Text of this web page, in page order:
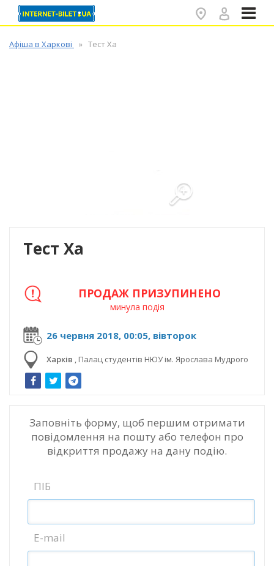
Афіша в Харкові Тест Ха
Тест Ха
26 червня 2018, 00:05, вівторок
Харків , Палац студентів НЮУ ім. Ярослава Мудрого
ПРОДАЖ ПРИЗУПИНЕНО
минула подія
Заповніть форму, щоб першим отримати
повідомлення на пошту або телефон про
відкриття продажу на дану подію.
ПІБ
E-mail